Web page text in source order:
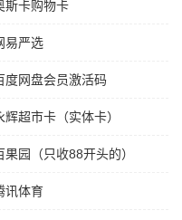
斯卡购物卡
易严选
度网盘会员激活码
超市卡（实体卡）
园（只收88开头的）
讯体育